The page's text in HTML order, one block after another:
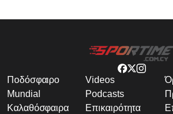
Ποδόσφαιρο
Mundial
Καλαθόσφαιρα
Videos
Podcasts
Επικαιρότητα